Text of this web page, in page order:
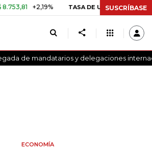
+2,19% TASA DE USURA CRÉDITO
SUSCRÍBASE
de mandatarios y delegaciones
ECONOMÍA